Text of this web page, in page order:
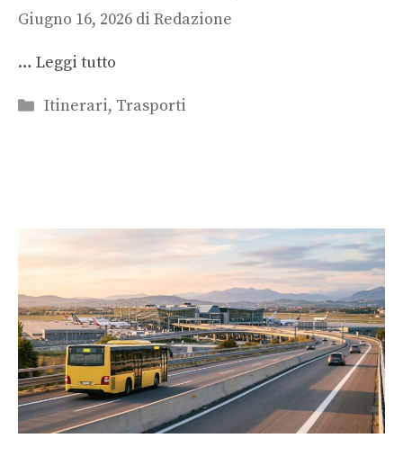
Giugno 16, 2026 di Redazione
… Leggi tutto
Categorie
Itinerari, Trasporti